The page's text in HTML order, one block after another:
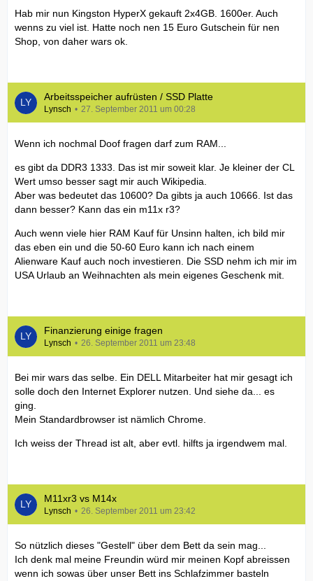
Hab mir nun Kingston HyperX gekauft 2x4GB. 1600er. Auch
wenns zu viel ist. Hatte noch nen 15 Euro Gutschein für nen
Shop, von daher wars ok.
Arbeitsspeicher aufrüsten / SSD Platte
Lynsch 27. September 2011 um 00:28
Wenn ich nochmal Doof fragen darf zum RAM...
es gibt da DDR3 1333. Das ist mir soweit klar. Je kleiner der CL
Wert umso besser sagt mir auch Wikipedia.
Aber was bedeutet das 10600? Da gibts ja auch 10666. Ist das
dann besser? Kann das ein m11x r3?
Auch wenn viele hier RAM Kauf für Unsinn halten, ich bild mir
das eben ein und die 50-60 Euro kann ich nach einem
Alienware Kauf auch noch investieren. Die SSD nehm ich mir im
USA Urlaub an Weihnachten als mein eigenes Geschenk mit.
Finanzierung einige fragen
Lynsch 26. September 2011 um 23:48
Bei mir wars das selbe. Ein DELL Mitarbeiter hat mir gesagt ich
solle doch den Internet Explorer nutzen. Und siehe da... es
ging.
Mein Standardbrowser ist nämlich Chrome.
Ich weiss der Thread ist alt, aber evtl. hilfts ja irgendwem mal.
M11xr3 vs M14x
Lynsch 26. September 2011 um 23:42
So nützlich dieses "Gestell" über dem Bett da sein mag...
Ich denk mal meine Freundin würd mir meinen Kopf abreissen
wenn ich sowas über unser Bett ins Schlafzimmer basteln